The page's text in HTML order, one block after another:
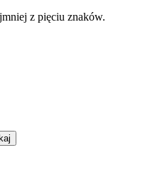
z pięciu znaków.